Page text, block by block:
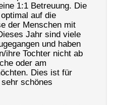
1:1 Betreuung. Die
auf die
der Menschen mit
Jahr sind viele
und haben
ihre Tochter nicht ab
oder am
Dies ist für
schönes